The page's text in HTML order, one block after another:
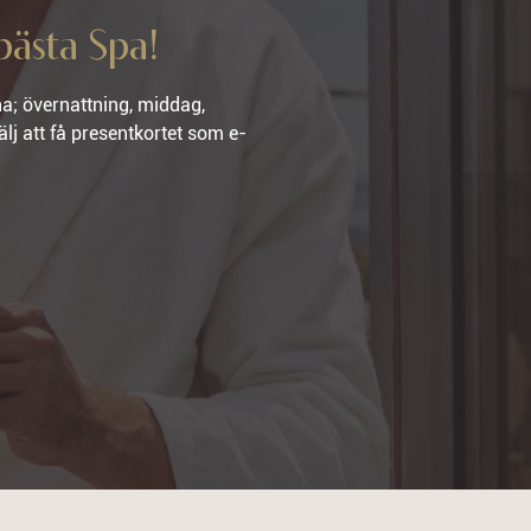
Spa!
övernattning, middag,
att få presentkortet som e-